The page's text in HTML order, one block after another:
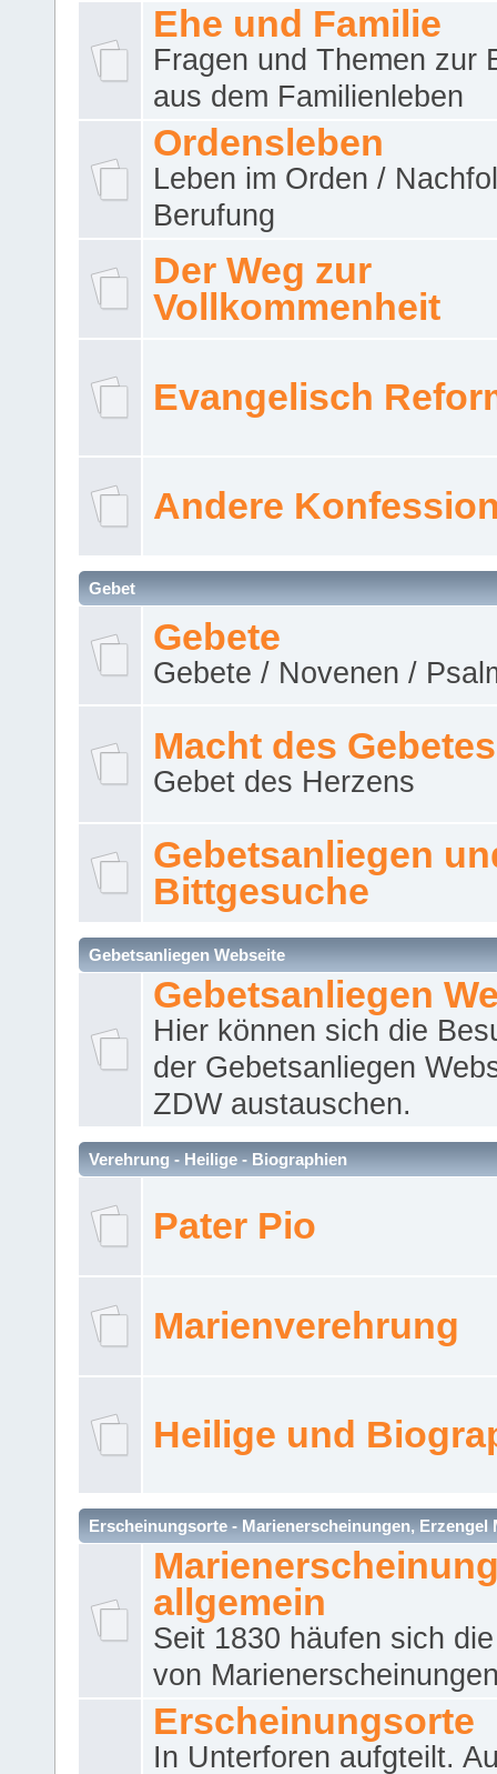
Ehe und Familie
Fragen und Themen zur
aus dem Familienleben
Ordensleben
Leben im Orden /
Berufung
Der Weg zur
Vollkommenheit
Evangelisch
Andere
Gebet
Gebete
Gebete / Novenen /
Macht des Gebetes
Gebet des Herzens
Gebetsanliegen
Bittgesuche
Gebetsanliegen Webseite
Gebetsanliegen
Hier können sich die
der Gebetsanliegen
ZDW austauschen.
Verehrung - Heilige - Biographien
Pater Pio
Marienverehrung
Heilige und
Erscheinungsorte - Marienerscheinungen, Erzengel
allgemein
Seit 1830 häufen sich
von
Erscheinungsorte
In Unterforen aufgteilt.